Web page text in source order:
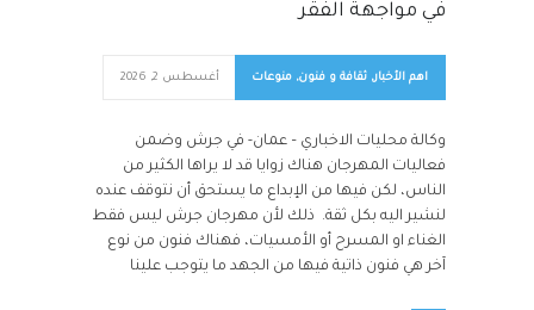
في مواجهة الفقر
اهم الأخبار, ثقافة و فنون, منوعات أغسطس 2, 2026
وكالة محليات الاخباري – عمان- في جرش وضمن
فعاليات المهرجان هناك زوايا قد لا يراها الكثير من
الناس، لكن فيها من الإبداع ما يستحق أن نتوقف عنده
لنشير اليه بكل ثقة. ذلك لأن مهرجان جرش ليس فقط
الغناء او المسرح أو الأمسيات، فهناك فنون من نوع
آخر هي فنون ذاتية فيها من الجهد ما يتوجب علينا